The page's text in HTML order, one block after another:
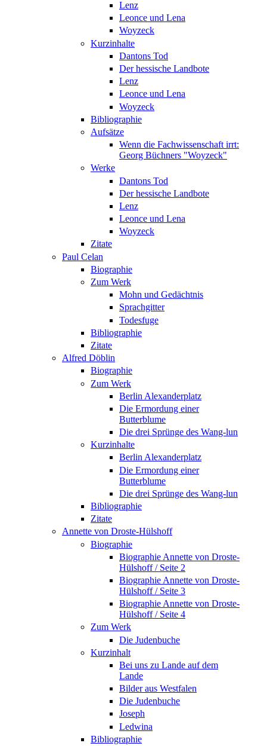
Lenz
Leonce und Lena
Woyzeck
Kurzinhalte
Dantons Tod
Der hessische Landbote
Lenz
Leonce und Lena
Woyzeck
Bibliographie
Aufsätze
Wenn die Fachwissenschaft irrt:
Georg Büchners "Woyzeck"
Werke
Dantons Tod
Der hessische Landbote
Lenz
Leonce und Lena
Woyzeck
Zitate
Paul Celan
Biographie
Zum Werk
Mohn und Gedächtnis
Sprachgitter
Todesfuge
Bibliographie
Zitate
Alfred Döblin
Biographie
Zum Werk
Berlin Alexanderplatz
Die Ermordung einer
Butterblume
Die drei Sprünge des Wang-lun
Kurzinhalte
Berlin Alexanderplatz
Die Ermordung einer
Butterblume
Die drei Sprünge des Wang-lun
Bibliographie
Zitate
Annette von Droste-Hülshoff
Biographie
Biographie Annette von Droste-
Hülshoff / Seite 2
Biographie Annette von Droste-
Hülshoff / Seite 3
Biographie Annette von Droste-
Hülshoff / Seite 4
Zum Werk
Die Judenbuche
Kurzinhalt
Bei uns zu Lande auf dem
Lande
Bilder aus Westfalen
Die Judenbuche
Joseph
Ledwina
Bibliographie